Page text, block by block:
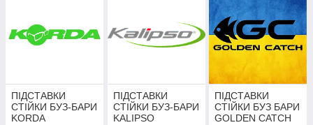
ПІДСТАВКИ
СТІЙКИ БУЗ-БАРИ
KORDA
ПІДСТАВКИ
СТІЙКИ БУЗ-БАРИ
KALIPSO
ПІДСТАВКИ
СТІЙКИ БУЗ БАРИ
GOLDEN CATCH